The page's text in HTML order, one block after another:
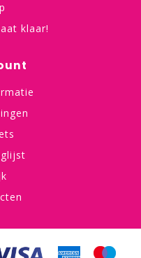
klaar!